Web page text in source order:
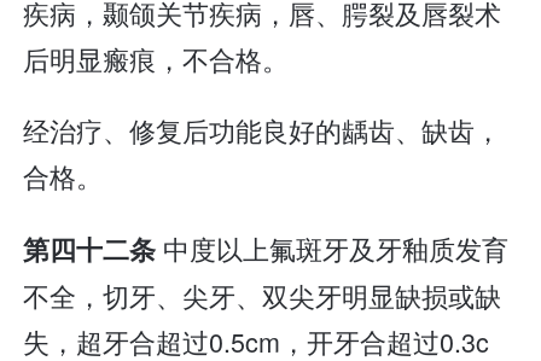
疾病，颞颌关节疾病，唇、腭裂及唇裂术
后明显瘢痕，不合格。
经治疗、修复后功能良好的龋齿、缺齿，
合格。
第四十二条 中度以上氟斑牙及牙釉质发育
不全，切牙、尖牙、双尖牙明显缺损或缺
失，超牙合超过0.5cm，开牙合超过0.3c